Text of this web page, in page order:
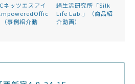
ネッツエスアイ
事例紹介動
絹生活研究所「Silk
Life Lab.」（商品紹
介動画）